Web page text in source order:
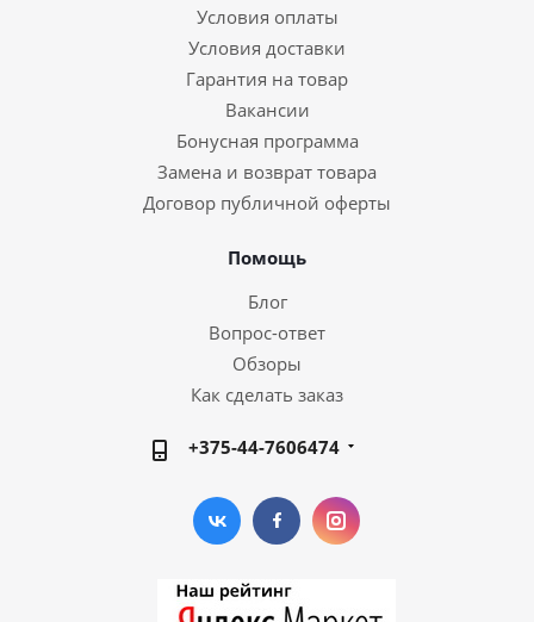
Условия оплаты
Условия доставки
Гарантия на товар
Вакансии
Бонусная программа
Замена и возврат товара
Договор публичной оферты
Помощь
Блог
Вопрос-ответ
Обзоры
Как сделать заказ
+375-44-7606474